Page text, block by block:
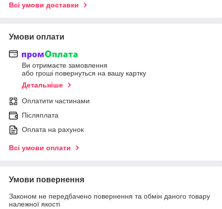
Всі умови доставки
Умови оплати
Ви отримаєте замовлення
або гроші повернуться на вашу картку
Детальніше
Оплатити частинами
Післяплата
Оплата на рахунок
Всі умови оплати
Умови повернення
Законом не передбачено повернення та обмін даного товару
належної якості